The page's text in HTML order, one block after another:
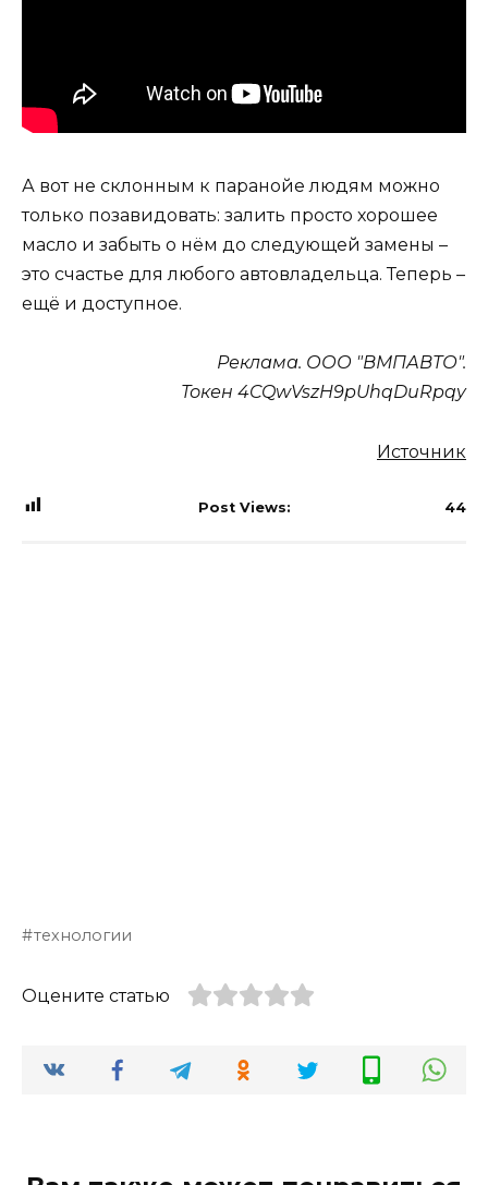
А вот не склонным к паранойе людям можно
только позавидовать: залить просто хорошее
масло и забыть о нём до следующей замены –
это счастье для любого автовладельца. Теперь –
ещё и доступное.
Реклама. ООО "ВМПАВТО".
Токен 4CQwVszH9pUhqDuRpqy
Источник
Post Views: 44
технологии
Оцените статью